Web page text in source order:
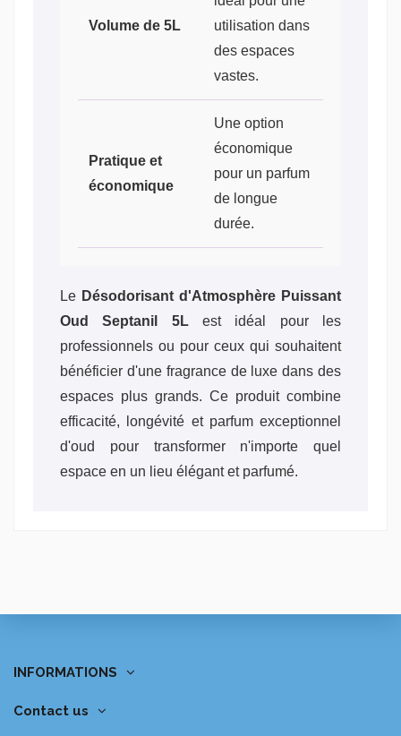
Volume de 5L
utilisation dans
des espaces
vastes.
Pratique et
économique
Une option
économique
pour un parfum
de longue
durée.
Le Désodorisant d'Atmosphère Puissant
Oud Septanil 5Lest idéal pour les
professionnels ou pour ceux qui souhaitent
bénéficier d'une fragrance de luxe dans des
espaces plus grands. Ce produit combine
efficacité, longévité et parfum exceptionnel
d'oud pour transformer n'importe quel
espace en un lieu élégant et parfumé.
INFORMATIONS
Contact us